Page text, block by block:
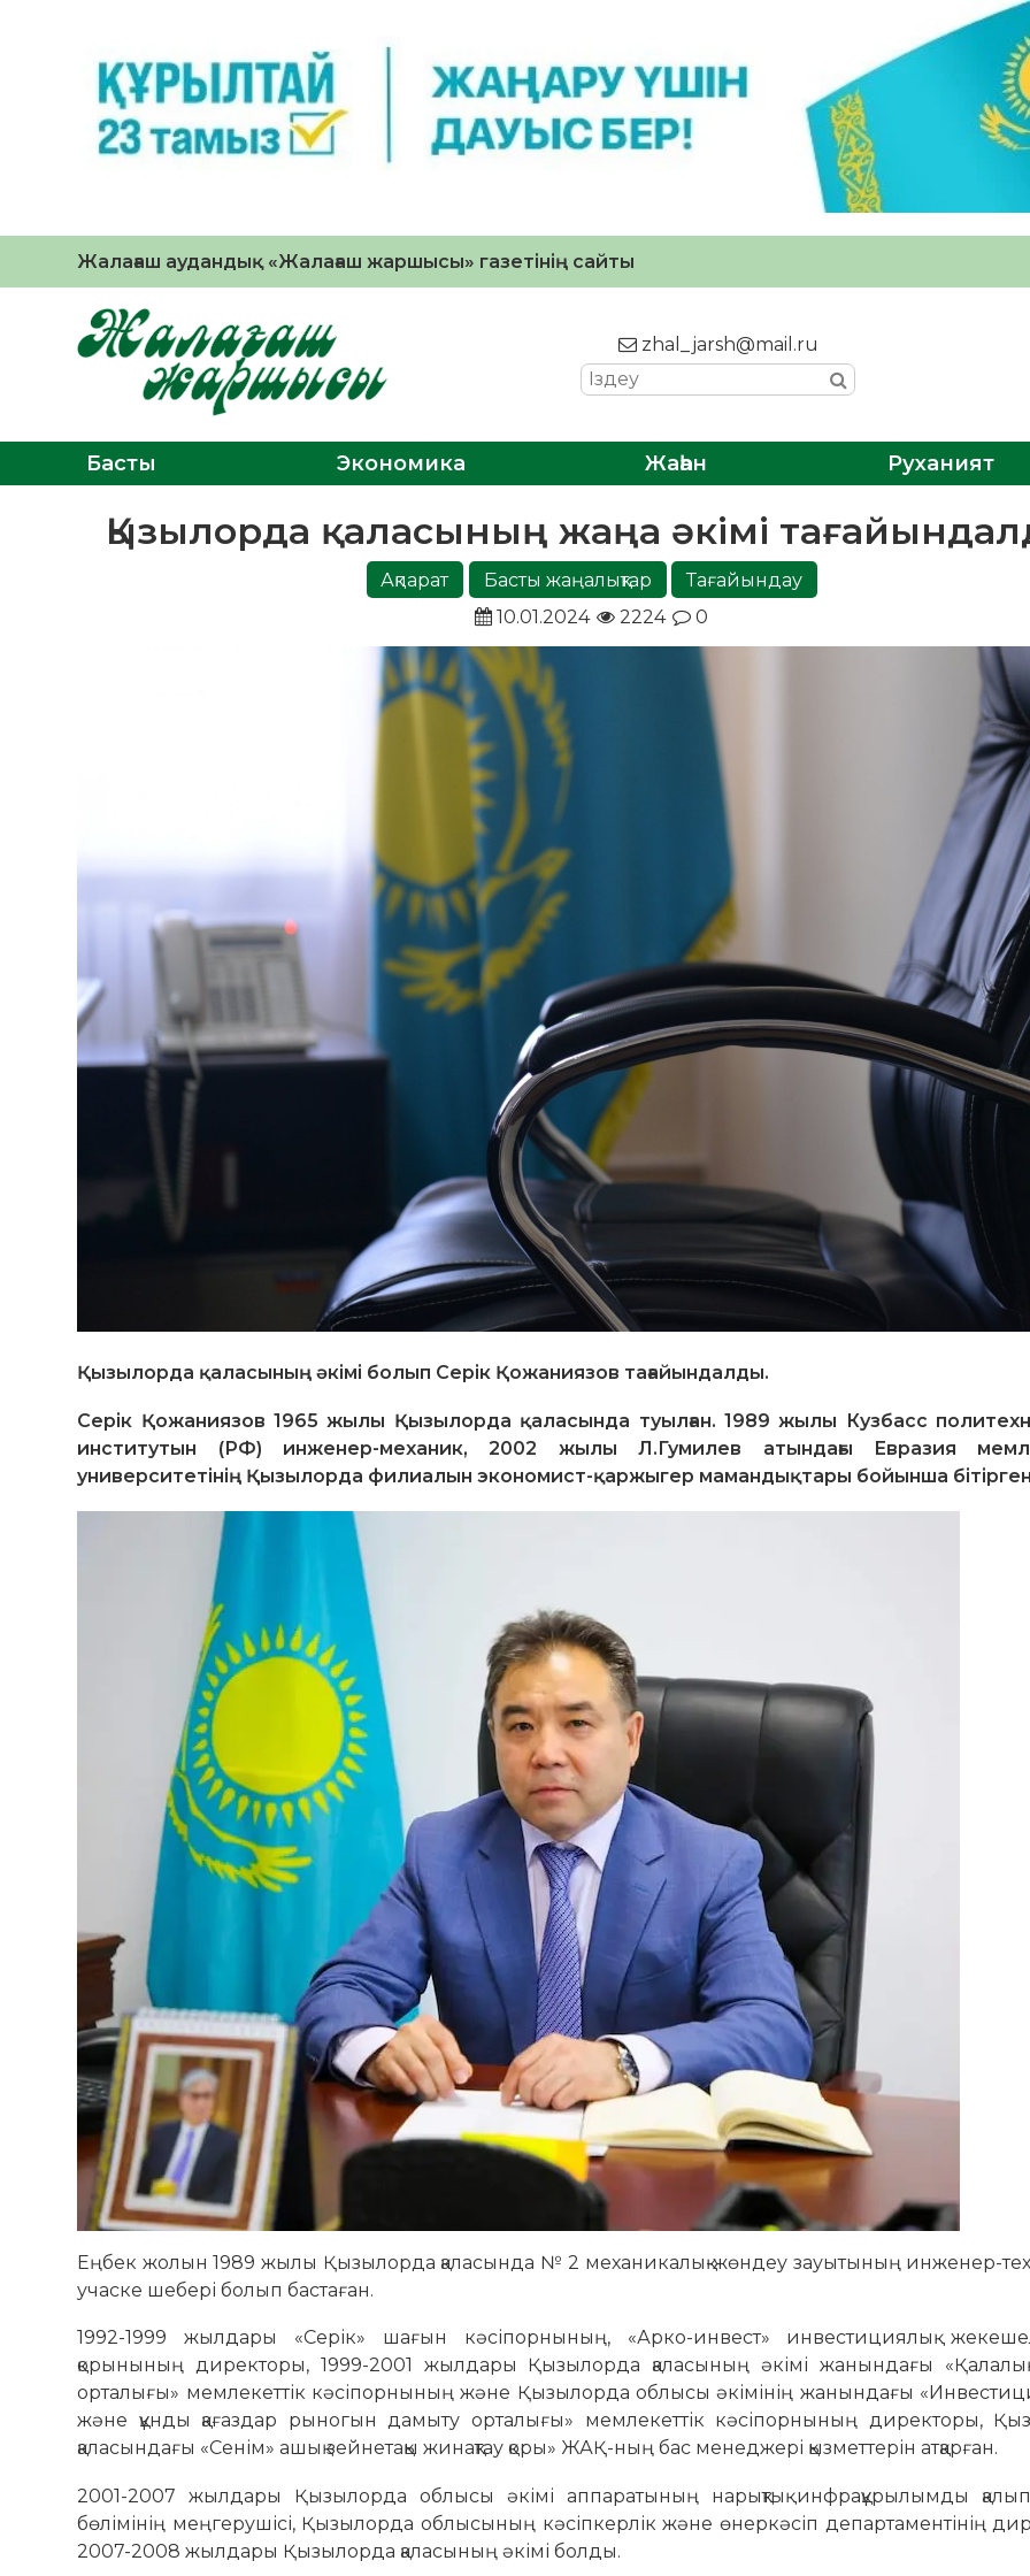
Жалағаш аудандық «Жалағаш жаршысы» газетінің сайты
zhal_jarsh@mail.ru
Басты Экономика Жаһан Руханият
Қызылорда қаласының жаңа әкімі
Ақпарат Басты жаңалықтар
Тағайындау
10.01.2024
2224 0
Қызылорда қаласының әкімі болып Серік Қожаниязов тағайындалды.
Серік Қожаниязов 1965 жылы Қызылорда қаласында туылған. 1989 жылы Кузбасс
институтын (РФ) инженер-механик, 2002 жылы Л.Гумилев атындағы Евразия
университетінің Қызылорда филиалын экономист-қаржыгер мамандықтары бойынша
Еңбек жолын 1989 жылы Қызылорда қаласында № 2 механикалық-жөндеу зауытының инженер-
учаске шебері болып бастаған.
1992-1999 жылдары «Серік» шағын кәсіпорнының, «Арко-инвест» инвестициялық
қорынының директоры, 1999-2001 жылдары Қызылорда қаласының әкімі жанындағы
орталығы» мемлекеттік кәсіпорнының және Қызылорда облысы әкімінің жанындағы
және құнды қағаздар рыногын дамыту орталығы» мемлекеттік кәсіпорнының директоры,
қаласындағы «Сенім» ашық зейнетақы жинақтау қоры» ЖАҚ-ның бас менеджері қызметтерін атқарған.
2001-2007 жылдары Қызылорда облысы әкімі аппаратының нарықтық инфрақұрылымды
бөлімінің меңгерушісі, Қызылорда облысының кәсіпкерлік және өнеркәсіп департаментінің
2007-2008 жылдары Қызылорда қаласының әкімі болды.